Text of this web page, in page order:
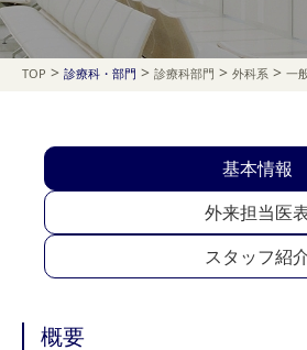
TOP > 診療科・部門 > 診療科部門 > 外科系 > 一
基本情報
外来担当医
スタッフ紹
概要